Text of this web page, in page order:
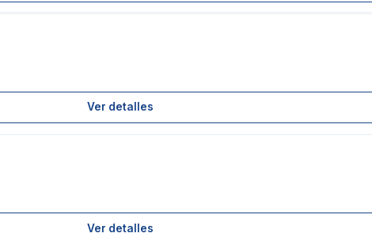
Ver detalles
Ver detalles